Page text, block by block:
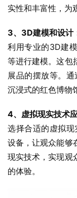
实性和丰富性，为
3、3D建模和设计
利用专业的3D建
等进行建模。这包
展品的摆放等。
沉浸式的红色博物
4、虚拟现实技术
选择合适的虚拟
设备，让观众能够
现实技术，实现观
的体验。